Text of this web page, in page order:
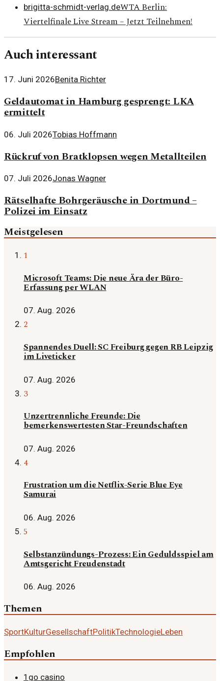
brigitta-schmidt-verlag.deWTA Berlin:
Viertelfinale Live Stream – Jetzt Teilnehmen!
Auch interessant
17. Juni 2026Benita Richter
Geldautomat in Hamburg gesprengt: LKA
ermittelt
06. Juli 2026Tobias Hoffmann
Rückruf von Bratklopsen wegen Metallteilen
07. Juli 2026Jonas Wagner
Rätselhafte Bohrgeräusche in Dortmund –
Polizei im Einsatz
Meistgelesen
1
Microsoft Teams: Die neue Ära der Büro-
Erfassung per WLAN
07. Aug. 2026
2
Spannendes Duell: SC Freiburg gegen RB Leipzig
im Liveticker
07. Aug. 2026
3
Unzertrennliche Freunde: Die
bemerkenswertesten Star-Freundschaften
07. Aug. 2026
4
Frustration um die Netflix-Serie Blue Eye
Samurai
06. Aug. 2026
5
Selbstanzündungs-Prozess: Ein Geduldsspiel am
Amtsgericht Freudenstadt
06. Aug. 2026
Themen
SportKulturGesellschaftPolitikTechnologieLeben
Empfohlen
1go casino